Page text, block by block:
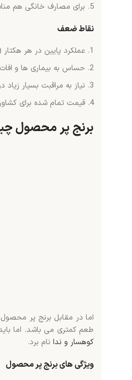
برای مصارف خانگی هم
نقاط ضعف
عملکرد پایین در هر هکتار (حدود
حساس به بیماری ها و افات
نیاز به مراقبت بسیار
قیمت تمام شده برای
برنج پر محصول
اما در مقابل برنج پر
طعم کمتری می باشد. اما
کوهسار و ندا نام برد.
ویژگی های برنج پر محصول